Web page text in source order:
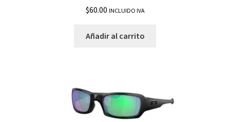
$60.00 INCLUIDO IVA
Añadir al carrito